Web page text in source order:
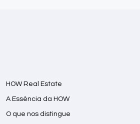
HOW Real Estate
A Essência da HOW
O que nos distingue